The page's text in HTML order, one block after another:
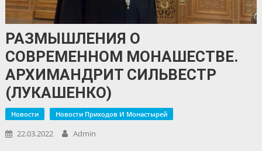
РАЗМЫШЛЕНИЯ О
СОВРЕМЕННОМ МОНАШЕСТВЕ.
АРХИМАНДРИТ СИЛЬВЕСТР
(ЛУКАШЕНКО)
Новости Новости Приходов И Монастырей
22.03.2022 Admin